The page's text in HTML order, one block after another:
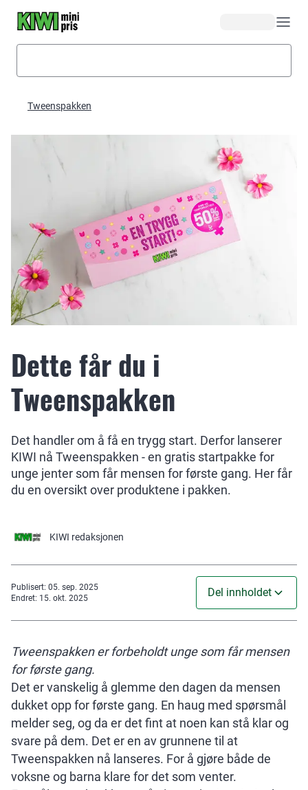
Tweenspakken
Dette får du i
Tweenspakken
Det handler om å få en trygg start. Derfor lanserer
KIWI nå Tweenspakken - en gratis startpakke for
unge jenter som får mensen for første gang. Her får
du en oversikt over produktene i pakken.
KIWI redaksjonen
Publisert: 05. sep. 2025
Endret: 15. okt. 2025 Del innholdet
Tweenspakken er forbeholdt unge som får mensen
for første gang.
Det er vanskelig å glemme den dagen da mensen
dukket opp for første gang. En haug med spørsmål
melder seg, og da er det fint at noen kan stå klar og
svare på dem. Det er en av grunnene til at
Tweenspakken nå lanseres. For å gjøre både de
voksne og barna klare for det som venter.